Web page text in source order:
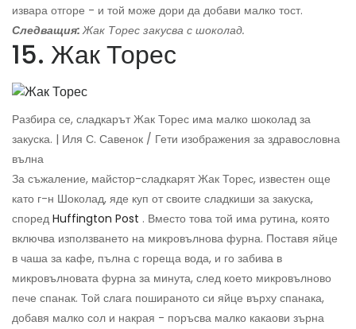
извара отгоре - и той може дори да добави малко тост.
Следващия: Жак Торес закусва с шоколад.
15. Жак Торес
Разбира се, сладкарът Жак Торес има малко шоколад за
закуска. | Иля С. Савенок / Гети изображения за здравословна
вълна
За съжаление, майстор-сладкарят Жак Торес, известен още
като г-н Шоколад, яде куп от своите сладкиши за закуска,
според Huffington Post . Вместо това той има рутина, която
включва използването на микровълнова фурна. Поставя яйце
в чаша за кафе, пълна с гореща вода, и го забива в
микровълновата фурна за минута, след което микровълново
пече спанак. Той слага пошираното си яйце върху спанака,
добавя малко сол и накрая - поръсва малко какаови зърна